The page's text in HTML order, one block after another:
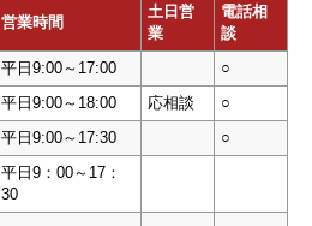
営業時間
土日営
業
電話相
談
平日9:00～17:00
○
平日9:00～18:00 応相談
○
平日9:00～17:30 ○
平日9：00～17：
30